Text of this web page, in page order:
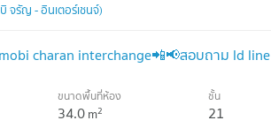
จรัญ - อินเตอร์เชนจ์)
charan interchange📲📢สอบถาม ld line
ขนาดพื้นที่ห้อง
34.0m2
ชั้น
21